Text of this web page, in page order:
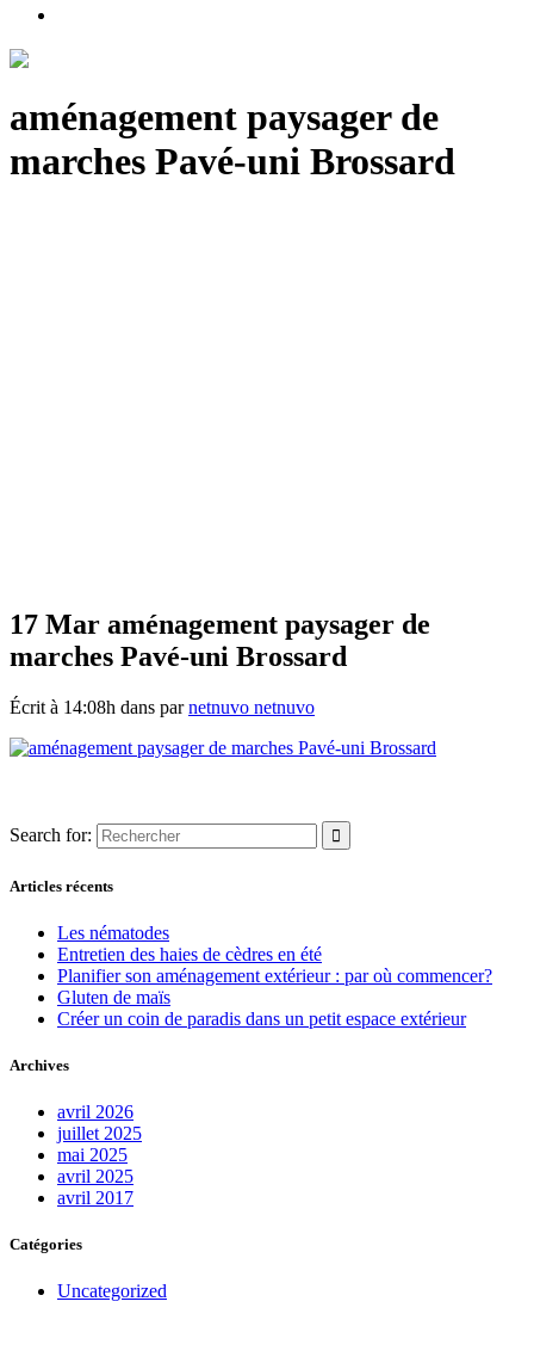
aménagement paysager de
marches Pavé-uni Brossard
17 Mar aménagement paysager de
marches Pavé-uni Brossard
Écrit à 14:08h dans parnetnuvo netnuvo
Search for:
Articles récents
Les nématodes
Entretien des haies de cèdres en été
Planifier son aménagement extérieur : par où commencer?
Gluten de maïs
Créer un coin de paradis dans un petit espace extérieur
Archives
avril 2026
juillet 2025
mai 2025
avril 2025
avril 2017
Catégories
Uncategorized